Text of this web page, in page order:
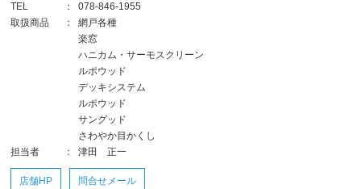
TEL
：
078-846-1955
取扱商品
：
網戸各種
楽窓
ハニカム・サーモスクリーン
ルポウッド
デッキシステム
ルポウッド
サングッド
さわやか目かくし
担当者
： 津田 正一
店舗HP 問合せメール